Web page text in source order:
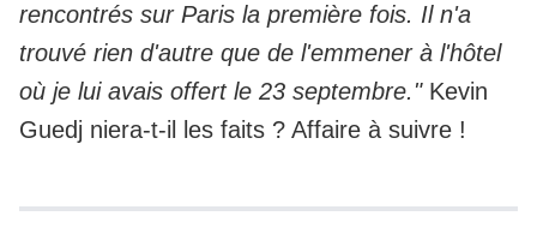
rencontrés sur Paris la première fois. Il n'a
trouvé rien d'autre que de l'emmener à l'hôtel
où je lui avais offert le 23 septembre." Kevin
Guedj niera-t-il les faits ? Affaire à suivre !